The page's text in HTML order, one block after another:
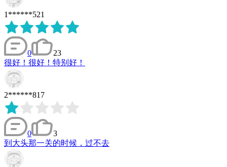
1******521
0
23
很好！很好！特别好！
2******817
0
3
到大头那一关的时候，过不去